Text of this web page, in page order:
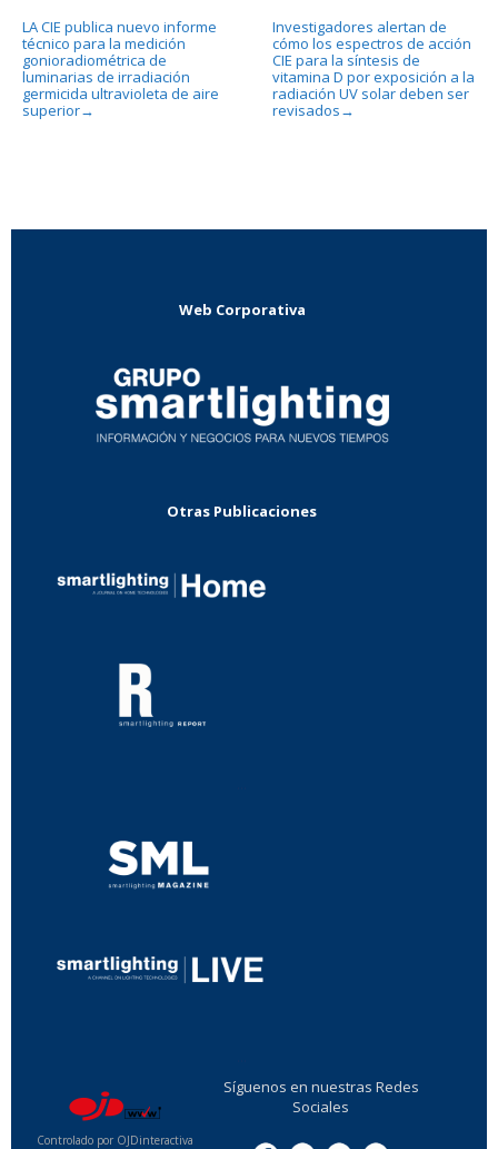
LA CIE publica nuevo informe
técnico para la medición
gonioradiométrica de
luminarias de irradiación
germicida ultravioleta de aire
superior→
Investigadores alertan de
cómo los espectros de acción
CIE para la síntesis de
vitamina D por exposición a la
radiación UV solar deben ser
revisados →
Web Corporativa
Otras Publicaciones
Controlado por OJDinteractiva
Síguenos en nuestras Redes
Sociales